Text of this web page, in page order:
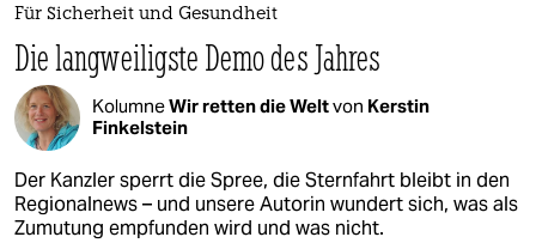
Für Sicherheit und Gesundheit
Die langweiligste Demo des Jahres
KolumneWir retten die Weltvon Kerstin
Finkelstein
Der Kanzler sperrt die Spree, die Sternfahrt bleibt in den
Regionalnews – und unsere Autorin wundert sich, was als
Zumutung empfunden wird und was nicht.